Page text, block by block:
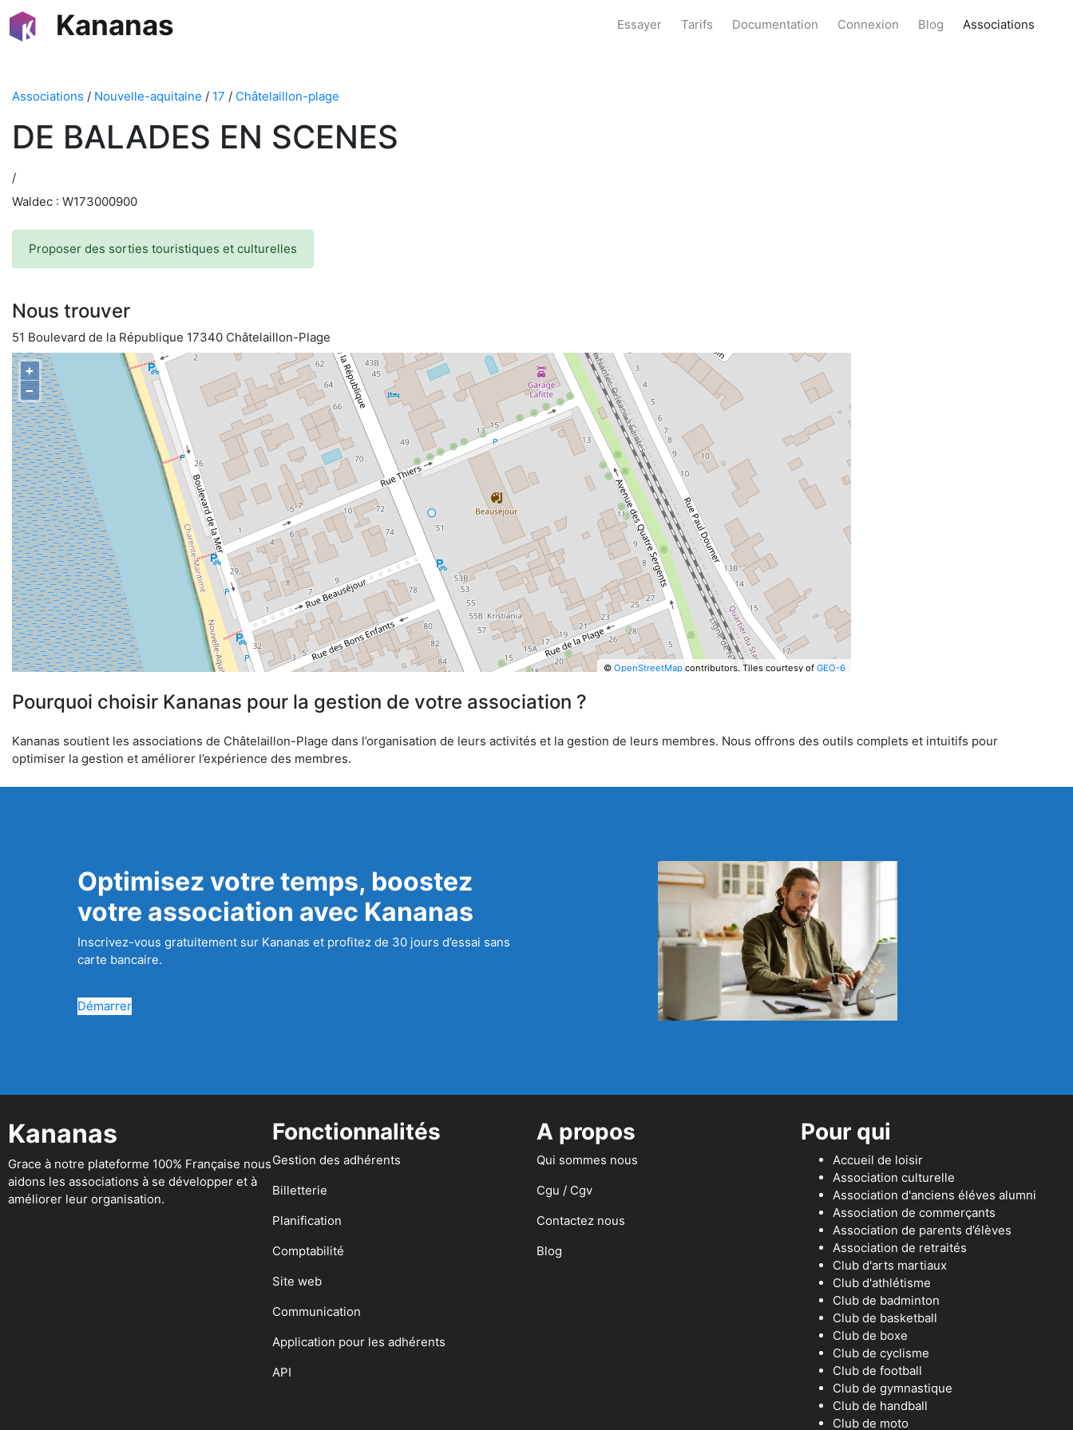
Kananas Essayer Tarifs Documentation Connexion Blog Associations
Associations / Nouvelle-aquitaine / 17 / Châtelaillon-plage
DE BALADES EN SCENES
/
Waldec : W173000900
Proposer des sorties touristiques et culturelles
Nous trouver
51 Boulevard de la République 17340 Châtelaillon-Plage
+
−
© OpenStreetMapcontributors. Tiles courtesy of GEO-6
Pourquoi choisir Kananas pour la gestion de votre association ?
Kananas soutient les associations de Châtelaillon-Plage dans l’organisation de leurs activités et la gestion de leurs membres. Nous offrons des outils complets et intuitifs pour
optimiser la gestion et améliorer l’expérience des membres.
Optimisez votre temps, boostez
votre association avec Kananas
Inscrivez-vous gratuitement sur Kananas et profitez de 30 jours d’essai sans
carte bancaire.
Démarrer
Kananas
Grace à notre plateforme 100% Française nous
aidons les associations à se développer et à
améliorer leur organisation.
Fonctionnalités
Gestion des adhérents
Billetterie
Planification
Comptabilité
Site web
Communication
Application pour les adhérents
API
A propos
Qui sommes nous
Cgu / Cgv
Contactez nous
Blog
Pour qui
Accueil de loisir
Association culturelle
Association d'anciens éléves alumni
Association de commerçants
Association de parents d’élèves
Association de retraités
Club d'arts martiaux
Club d'athlétisme
Club de badminton
Club de basketball
Club de boxe
Club de cyclisme
Club de football
Club de gymnastique
Club de handball
Club de moto